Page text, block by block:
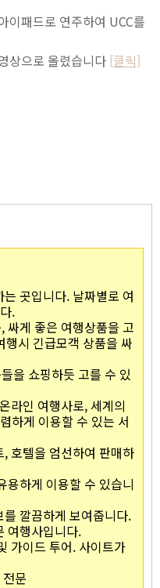
이패드로 연주하여 UCC를
상으로 올렸습니다 [클릭]
곳입니다. 날짜별로 여
.
싸게 좋은 여행상품을 고
시 긴급모객 상품을 싸
을 쇼핑하듯 고를 수 있
라인 여행사로, 세계의
하게 이용할 수 있는 서
호텔을 엄선하여 판매하
용하게 이용할 수 있습니
깔끔하게 보여줍니다.
여행사입니다.
가이드 투어. 사이트가
문